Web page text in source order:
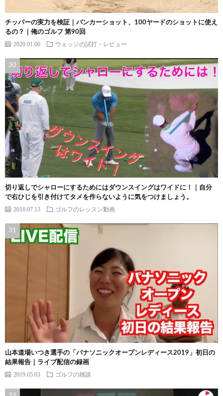
チッパーの実力を検証｜バンカーショット、100ヤードのショットに使え
るの？｜俺のゴルフ 第90回
2020.01.06 ウェッジの試打・レビュー
切り返しでシャローにするためにはダウンスイングはワイドに！｜自分
で右ひじを引き付けてタメを作らないように気をつけましょう。
2018.07.13 ゴルフのレッスン動画
山本道場いつき選手の「パナソニックオープンレディース2019」初日の
結果報告｜ライブ配信の録画
2019.05.03 ゴルフの雑談